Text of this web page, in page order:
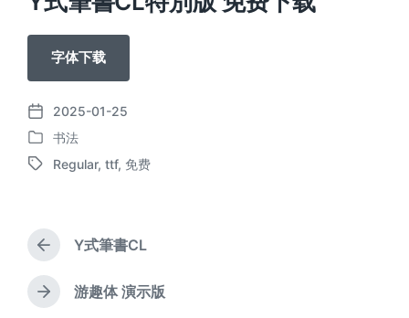
字体下载
发
布
日
2025-01-25
发
布
书法
标
Regular, ttf, 免费
上
篇
文
章
Y式筆書CL
下
游趣体 演示版